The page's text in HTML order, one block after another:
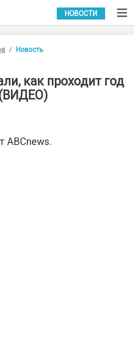
УКР РУС
НОВОСТИ
Новость
как проходит год
ABCnews.